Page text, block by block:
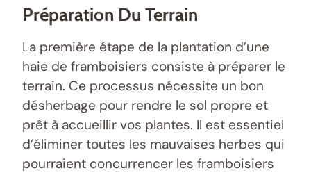
Préparation Du Terrain
La première étape de la plantation d’une
haie de framboisiers consiste à préparer le
terrain. Ce processus nécessite un bon
désherbage pour rendre le sol propre et
prêt à accueillir vos plantes. Il est essentiel
d’éliminer toutes les mauvaises herbes qui
pourraient concurrencer les framboisiers